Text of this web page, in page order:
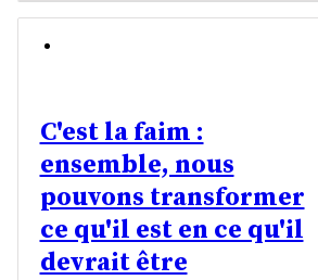
C'est la faim :
ensemble, nous
pouvons transformer
ce qu'il est en ce qu'il
devrait être